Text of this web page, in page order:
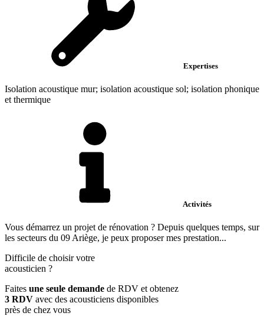
Expertises
Isolation acoustique mur; isolation acoustique sol; isolation phonique
et thermique
Activités
Vous démarrez un projet de rénovation ? Depuis quelques temps, sur
les secteurs du 09 Ariège, je peux proposer mes prestation...
Difficile de choisir votre
acousticien ?
Faites une seule demande de RDV et obtenez
3 RDV avec des acousticiens disponibles
près de chez vous